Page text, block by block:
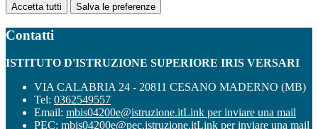
Accetta tutti Salva le preferenze
Contatti
ISTITUTO D'ISTRUZIONE SUPERIORE IRIS VERSARI
VIA CALABRIA 24 - 20811 CESANO MADERNO (MB)
Tel: 0362549557
Email: mbis04200e@istruzione.itLink per inviare una mail
PEC: mbis04200e@pec.istruzione.itLink per inviare una mail